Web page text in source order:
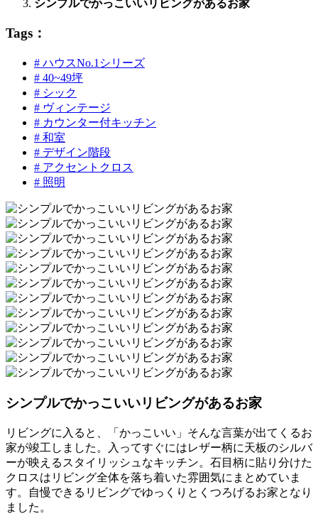
シンプルでかっこいいリビングがあるお家
Tags：
# ハウスNo.1シリーズ
# 40~49坪
# シック
# ヴィンテージ
# カウンター付キッチン
# 和室
# デザイン階段
# アクセントクロス
# 照明
シンプルでかっこいいリビングがあるお家
リビングに入ると、「かっこいい」そんな言葉が出てくるお
家が竣工しました。入ってすぐにはレザー柄に天板のシルバ
ーが映えるスタイリッシュなキッチン。石目柄に貼り分けた
クロスはリビング全体を落ち着いた雰囲気にまとめていま
す。自慢できるリビングでゆっくりとくつろげるお家となり
ました。